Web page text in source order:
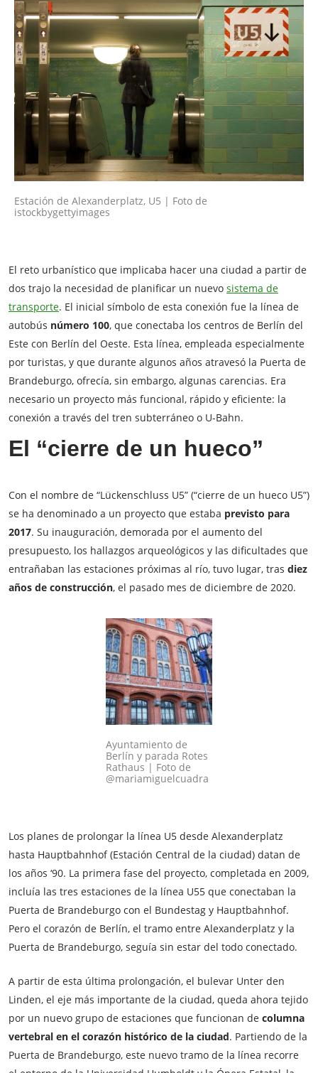
Estación de Alexanderplatz, U5 | Foto de
istockbygettyimages
El reto urbanístico que implicaba hacer una ciudad a partir de
dos trajo la necesidad de planificar un nuevo sistema de
transporte. El inicial símbolo de esta conexión fue la línea de
autobús número 100, que conectaba los centros de Berlín del
Este con Berlín del Oeste. Esta línea, empleada especialmente
por turistas, y que durante algunos años atravesó la Puerta de
Brandeburgo, ofrecía, sin embargo, algunas carencias. Era
necesario un proyecto más funcional, rápido y eficiente: la
conexión a través del tren subterráneo o U-Bahn.
El “cierre de un hueco”
Con el nombre de “Lückenschluss U5” (“cierre de un hueco U5”)
se ha denominado a un proyecto que estaba previsto para
2017. Su inauguración, demorada por el aumento del
presupuesto, los hallazgos arqueológicos y las dificultades que
entrañaban las estaciones próximas al río, tuvo lugar, tras diez
años de construcción, el pasado mes de diciembre de 2020.
Ayuntamiento de
Berlín y parada Rotes
Rathaus | Foto de
@mariamiguelcuadra
Los planes de prolongar la línea U5 desde Alexanderplatz
hasta Hauptbahnhof (Estación Central de la ciudad) datan de
los años ‘90. La primera fase del proyecto, completada en 2009,
incluía las tres estaciones de la línea U55 que conectaban la
Puerta de Brandeburgo con el Bundestag y Hauptbahnhof.
Pero el corazón de Berlín, el tramo entre Alexanderplatz y la
Puerta de Brandeburgo, seguía sin estar del todo conectado.
A partir de esta última prolongación, el bulevar Unter den
Linden, el eje más importante de la ciudad, queda ahora tejido
por un nuevo grupo de estaciones que funcionan de columna
vertebral en el corazón histórico de la ciudad. Partiendo de la
Puerta de Brandeburgo, este nuevo tramo de la línea recorre